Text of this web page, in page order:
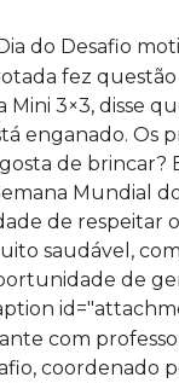
Dia do Desafio
fez
Mini 3×3, disse
enganado. Os
de brincar?
Mundial
de respeitar
saudável,
de
coordenado